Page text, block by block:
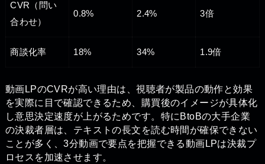
CVR（問い
合わせ）
0.8% 2.4% 3倍
商談化率 18% 34% 1.9倍
動画LPのCVRが高い理由は、視聴者が製品の動作と効果
を実際に目で確認できるため、購買後のイメージが具体化
し意思決定速度が上がるためです。特にBtoBの大手企業
の決裁者層は、テキストの長文を読む時間が確保できない
ことが多く、3分動画で要点を把握できる動画LPは決裁プ
ロセスを加速させます。